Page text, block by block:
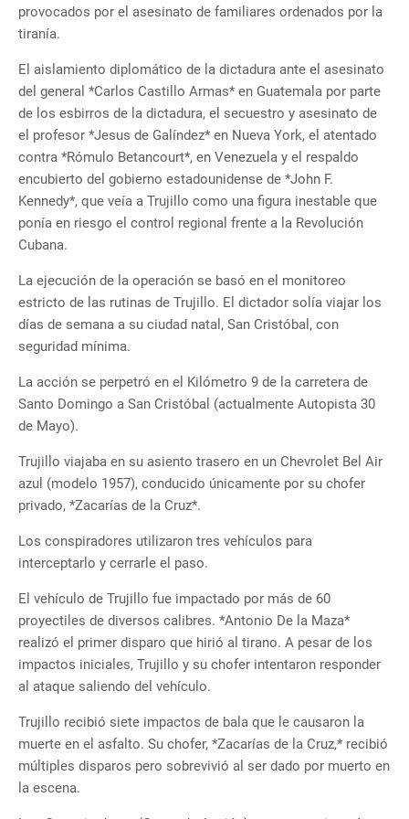
provocados por el asesinato de familiares ordenados por la
tiranía.
El aislamiento diplomático de la dictadura ante el asesinato
del general *Carlos Castillo Armas* en Guatemala por parte
de los esbirros de la dictadura, el secuestro y asesinato de
el profesor *Jesus de Galíndez* en Nueva York, el atentado
contra *Rómulo Betancourt*, en Venezuela y el respaldo
encubierto del gobierno estadounidense de *John F.
Kennedy*, que veía a Trujillo como una figura inestable que
ponía en riesgo el control regional frente a la Revolución
Cubana.
La ejecución de la operación se basó en el monitoreo
estricto de las rutinas de Trujillo. El dictador solía viajar los
días de semana a su ciudad natal, San Cristóbal, con
seguridad mínima.
La acción se perpetró en el Kilómetro 9 de la carretera de
Santo Domingo a San Cristóbal (actualmente Autopista 30
de Mayo).
Trujillo viajaba en su asiento trasero en un Chevrolet Bel Air
azul (modelo 1957), conducido únicamente por su chofer
privado, *Zacarías de la Cruz*.
Los conspiradores utilizaron tres vehículos para
interceptarlo y cerrarle el paso.
El vehículo de Trujillo fue impactado por más de 60
proyectiles de diversos calibres. *Antonio De la Maza*
realizó el primer disparo que hirió al tirano. A pesar de los
impactos iniciales, Trujillo y su chofer intentaron responder
al ataque saliendo del vehículo.
Trujillo recibió siete impactos de bala que le causaron la
muerte en el asfalto. Su chofer, *Zacarías de la Cruz,* recibió
múltiples disparos pero sobrevivió al ser dado por muerto en
la escena.